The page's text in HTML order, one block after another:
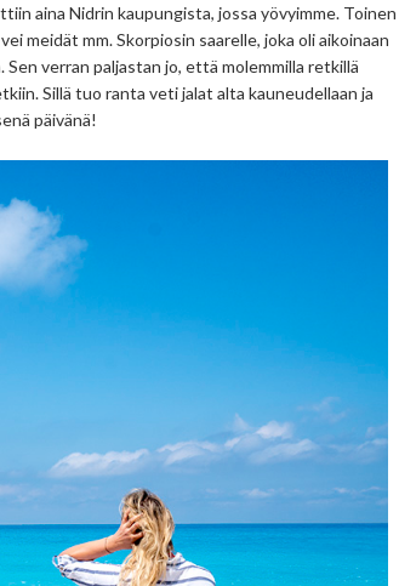
aina Nidrin kaupungista, jossa yövyimme. Toinen
meidät mm. Skorpiosin saarelle, joka oli aikoinaan
verran paljastan jo, että molemmilla retkillä
Sillä tuo ranta veti jalat alta kauneudellaan ja
päivänä!